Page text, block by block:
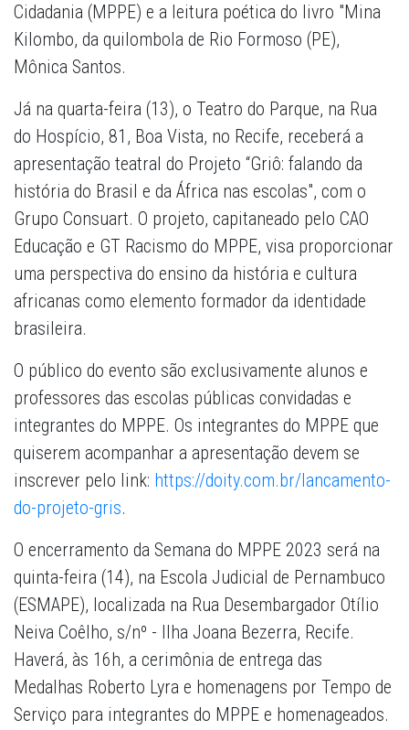
Cidadania (MPPE) e a leitura poética do livro "Mina
Kilombo, da quilombola de Rio Formoso (PE),
Mônica Santos.
Já na quarta-feira (13), o Teatro do Parque, na Rua
do Hospício, 81, Boa Vista, no Recife, receberá a
apresentação teatral do Projeto “Griô: falando da
história do Brasil e da África nas escolas", com o
Grupo Consuart. O projeto, capitaneado pelo CAO
Educação e GT Racismo do MPPE, visa proporcionar
uma perspectiva do ensino da história e cultura
africanas como elemento formador da identidade
brasileira.
O público do evento são exclusivamente alunos e
professores das escolas públicas convidadas e
integrantes do MPPE. Os integrantes do MPPE que
quiserem acompanhar a apresentação devem se
inscrever pelo link: https://doity.com.br/lancamento-
do-projeto-gris.
O encerramento da Semana do MPPE 2023 será na
quinta-feira (14), na Escola Judicial de Pernambuco
(ESMAPE), localizada na Rua Desembargador Otílio
Neiva Coêlho, s/nº - Ilha Joana Bezerra, Recife.
Haverá, às 16h, a cerimônia de entrega das
Medalhas Roberto Lyra e homenagens por Tempo de
Serviço para integrantes do MPPE e homenageados.